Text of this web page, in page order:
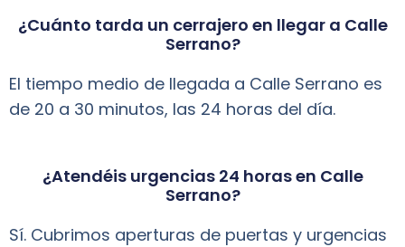
¿Cuánto tarda un cerrajero en llegar a Calle
Serrano?
El tiempo medio de llegada a Calle Serrano es
de 20 a 30 minutos, las 24 horas del día.
¿Atendéis urgencias 24 horas en Calle
Serrano?
Sí. Cubrimos aperturas de puertas y urgencias